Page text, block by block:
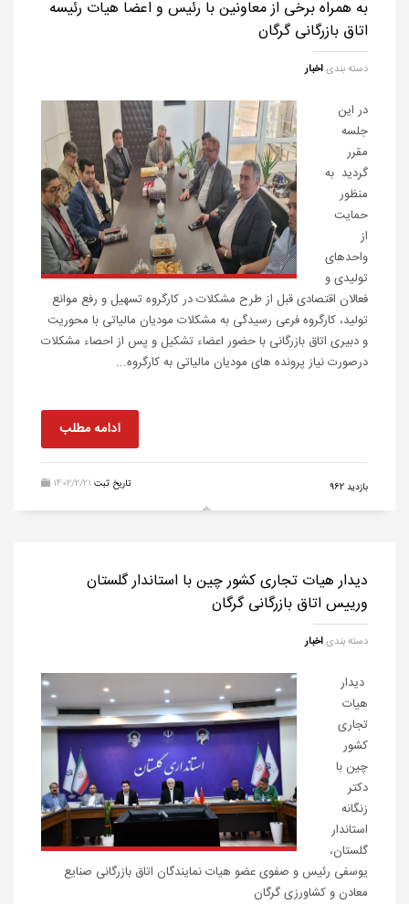
به همراه برخی از معاونین با رئیس و اعضا هیات رئیسه
اتاق بازرگانی گرگان
دسته بندیاخبار
در این
جلسه
مقرر
گردید به
منظور
حمایت
از
واحدهای
تولیدی و
فعالان اقتصادی قبل از طرح مشکلات در کارگروه تسهیل و رفع موانع
تولید، کارگروه فرعی رسیدگی به مشکلات مودیان مالیاتی با محوریت
و دبیری اتاق بازرگانی با حضور اعضاء تشکیل و پس از احصاء مشکلات
درصورت نیاز پرونده های مودیان مالیاتی به کارگروه...
ادامه مطلب
1402/2/21 تاریخ ثبت بازدید 962
دیدار هیات تجاری کشور چین با استاندار گلستان
و‌رییس اتاق بازرگانی گرگان
دسته بندیاخبار
دیدار
هیات
تجاری
کشور
چین با
دکتر
زنگانه
استاندار
گلستان،
یوسفی رئیس و صفوی عضو هیات نمایندگان اتاق بازرگانی صنایع
معادن و کشاورزی گرگان